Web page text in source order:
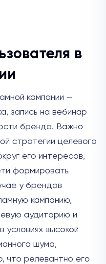
в
кампании —
запись на вебинар
бренда. Важно
стратегии целевого
его интересов,
формировать
у брендов
кампанию,
аудиторию и
условиях высокой
шума,
что релевантно его